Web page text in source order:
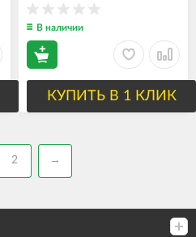
В наличии
КУПИТЬ В 1 КЛИК
2 →